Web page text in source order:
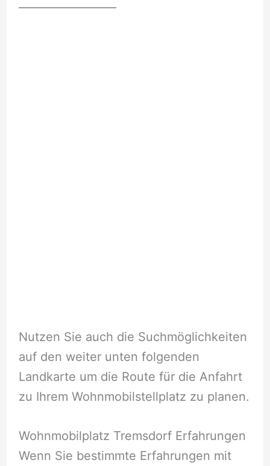
Nutzen Sie auch die Suchmöglichkeiten
auf den weiter unten folgenden
Landkarte um die Route für die Anfahrt
zu Ihrem Wohnmobilstellplatz zu planen.
Wohnmobilplatz Tremsdorf Erfahrungen
Wenn Sie bestimmte Erfahrungen mit